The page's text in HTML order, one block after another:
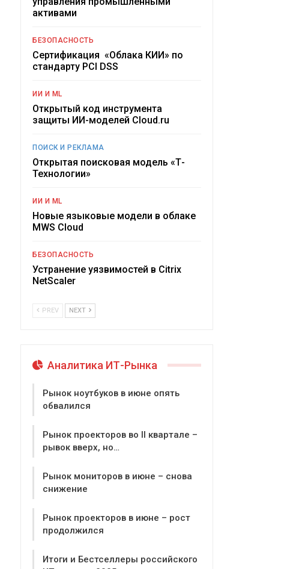
активами
БЕЗОПАСНОСТЬ
Сертификация «Облака КИИ» по
стандарту PCI DSS
ИИ И ML
Открытый код инструмента
защиты ИИ-моделей Cloud.ru
ПОИСК И РЕКЛАМА
Открытая поисковая модель «Т-
Технологии»
ИИ И ML
Новые языковые модели в облаке
MWS Cloud
БЕЗОПАСНОСТЬ
Устранение уязвимостей в Citrix
NetScaler
PREV NEXT
Аналитика ИТ-Рынка
Рынок ноутбуков в июне опять
обвалился
Рынок проекторов во II квартале –
рывок вверх, но…
Рынок мониторов в июне – снова
снижение
Рынок проекторов в июне – рост
продолжился
Итоги и Бестселлеры российского